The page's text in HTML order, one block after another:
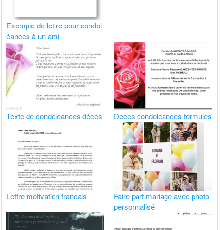
Exemple de lettre pour condol
éances à un ami
Texte de condoleances décès Deces condoleances formules
Lettre motivation francais
Faire part mariage avec photo
personnalisé